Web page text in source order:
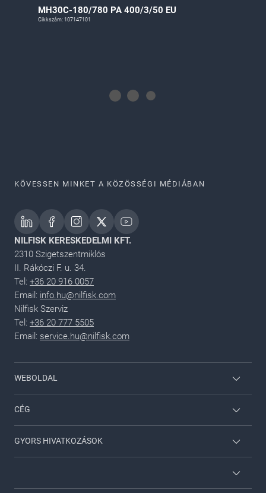
MH30C-180/780 PA 400/3/50 EU
Cikkszám: 107147101
KÖVESSEN MINKET A KÖZÖSSÉGI MÉDIÁBAN
NILFISK KERESKEDELMI KFT.
2310 Szigetszentmiklós
II. Rákóczi F. u. 34.
Tel: +36 20 916 0057
Email: info.hu@nilfisk.com
Nilfisk Szerviz
Tel: +36 20 777 5505
Email: service.hu@nilfisk.com
WEBOLDAL
Nilfisk Háztartási
Viper
CÉG
A Nilfiskről
GYORS HIVATKOZÁSOK
Katalógusok